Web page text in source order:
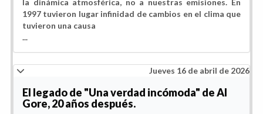
la dinámica atmosférica, no a nuestras emisiones. En
1997 tuvieron lugar infinidad de cambios en el clima que
tuvieron una causa
...
Jueves 16 de abril de 2026
El legado de "Una verdad incómoda" de Al
Gore, 20 años después.